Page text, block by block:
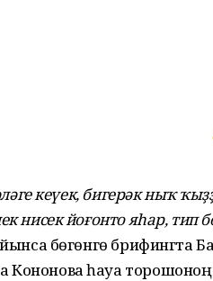
кеүек, бигерәк ныҡ
нисек йоғонто яһар, тип
бөгөнгө брифингта
һауа торошоноң